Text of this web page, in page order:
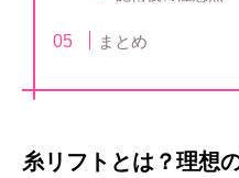
まとめ
糸リフトとは？理想